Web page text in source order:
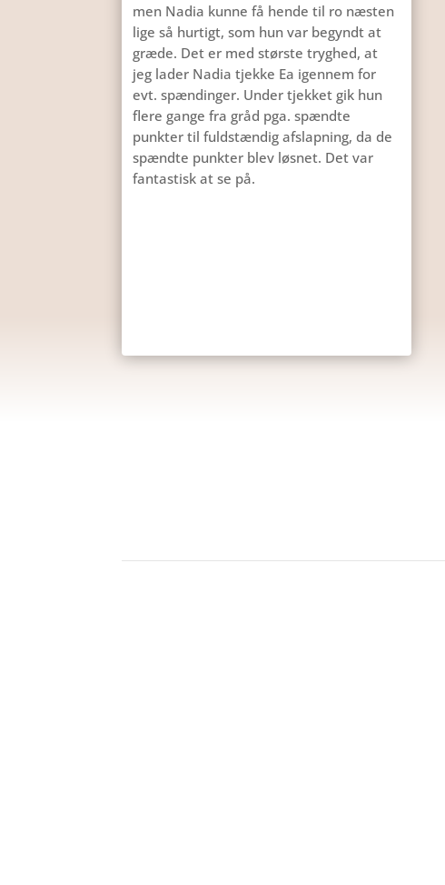
men Nadia kunne få hende til ro næsten
lige så hurtigt, som hun var begyndt at
græde. Det er med største tryghed, at
jeg lader Nadia tjekke Ea igennem for
evt. spændinger. Under tjekket gik hun
flere gange fra gråd pga. spændte
punkter til fuldstændig afslapning, da de
spændte punkter blev løsnet. Det var
fantastisk at se på.